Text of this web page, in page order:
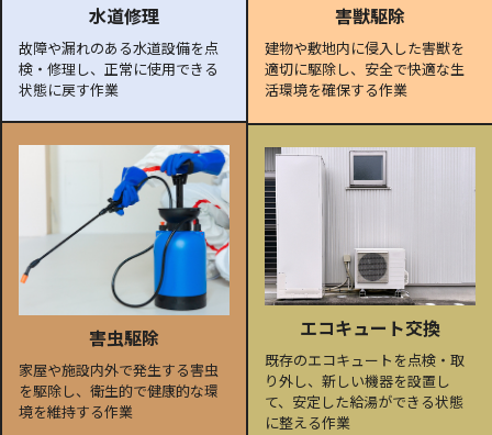
水道修理
故障や漏れのある水道設備を点
検・修理し、正常に使用できる
状態に戻す作業
害獣駆除
建物や敷地内に侵入した害獣を
適切に駆除し、安全で快適な生
活環境を確保する作業
害虫駆除
家屋や施設内外で発生する害虫
を駆除し、衛生的で健康的な環
境を維持する作業
エコキュート交換
既存のエコキュートを点検・取
り外し、新しい機器を設置し
て、安定した給湯ができる状態
に整える作業